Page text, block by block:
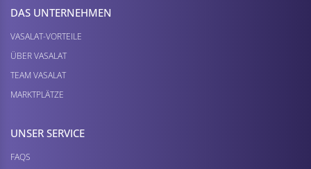
DAS UNTERNEHMEN
VASALAT-VORTEILE
ÜBER VASALAT
TEAM VASALAT
MARKTPLÄTZE
UNSER SERVICE
FAQS